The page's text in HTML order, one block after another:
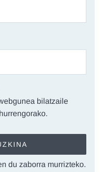
bilatzaile
du zaborra murrizteko.